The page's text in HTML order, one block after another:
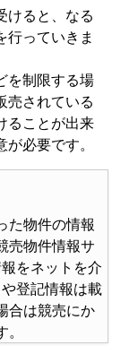
けると、なる
行っていきま
を制限する場
売されている
ることが出来
必要です。
た物件の情報
売物件情報サ
をネットを介
登記情報は載
合は競売にか